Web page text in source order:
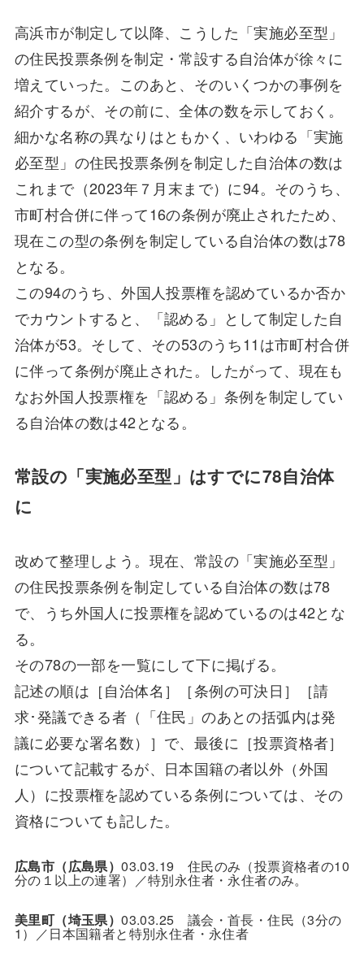
高浜市が制定して以降、こうした「実施必至型」
の住民投票条例を制定・常設する自治体が徐々に
増えていった。このあと、そのいくつかの事例を
紹介するが、その前に、全体の数を示しておく。
細かな名称の異なりはともかく、いわゆる「実施
必至型」の住民投票条例を制定した自治体の数は
これまで（2023年７月末まで）に94。そのうち、
市町村合併に伴って16の条例が廃止されたため、
現在この型の条例を制定している自治体の数は78
となる。
この94のうち、外国人投票権を認めているか否か
でカウントすると、「認める」として制定した自
治体が53。そして、その53のうち11は市町村合併
に伴って条例が廃止された。したがって、現在も
なお外国人投票権を「認める」条例を制定してい
る自治体の数は42となる。
常設の「実施必至型」はすでに78自治体
に
改めて整理しよう。現在、常設の「実施必至型」
の住民投票条例を制定している自治体の数は78
で、うち外国人に投票権を認めているのは42とな
る。
その78の一部を一覧にして下に掲げる。
記述の順は［自治体名］［条例の可決日］［請
求･発議できる者（「住民」のあとの括弧内は発
議に必要な署名数）］で、最後に［投票資格者］
について記載するが、日本国籍の者以外（外国
人）に投票権を認めている条例については、その
資格についても記した。
広島市（広島県）03.03.19 住民のみ（投票資格者の10
分の１以上の連署）／特別永住者・永住者のみ。
美里町（埼玉県）03.03.25 議会・首長・住民（3分の
1）／日本国籍者と特別永住者・永住者